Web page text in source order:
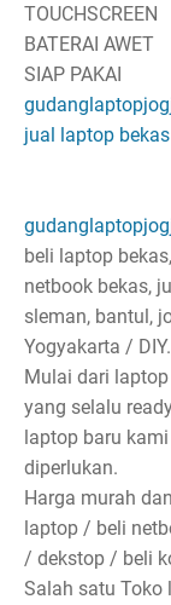
TOUCHSCREEN
BATERAI AWET
SIAP PAKAI
jual laptop
beli laptop
netbook bekas,
sleman, bantul,
Yogyakarta / DIY.
Mulai dari
yang selalu
laptop baru
diperlukan.
Harga murah
laptop / beli
/ dekstop / beli
Salah satu Toko